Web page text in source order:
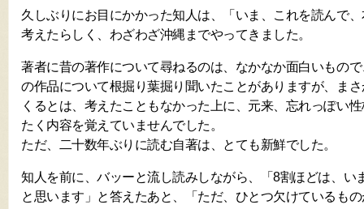
久しぶりにお目にかかった知人は、「いま、これを読んで
考えたらしく、わざわざ沖縄までやってきました。
著者に昔の著作について尋ねるのは、なかなか面白いもの
の作品について根掘り葉掘り聞いたことがありますが、ま
くるとは、考えたこともなかった上に、元来、忘れっぽい
たく内容を覚えていませんでした。
ただ、二十数年ぶりに読む自著は、とても新鮮でした。
知人を前に、バッーと流し読みしながら、「8割ほどは、い
と思います」と答えたあと、「ただ、ひとつ欠けているも